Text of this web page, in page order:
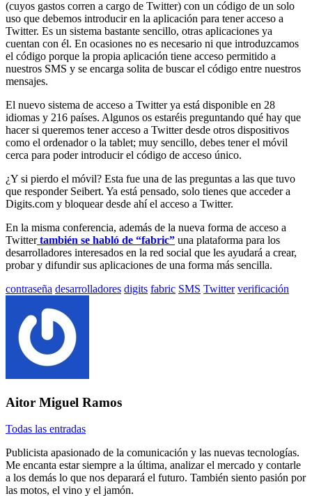
(cuyos gastos corren a cargo de Twitter) con un código de un solo
uso que debemos introducir en la aplicación para tener acceso a
Twitter. Es un sistema bastante sencillo, otras aplicaciones ya
cuentan con él. En ocasiones no es necesario ni que introduzcamos
el código porque la propia aplicación tiene acceso permitido a
nuestros SMS y se encarga solita de buscar el código entre nuestros
mensajes.
El nuevo sistema de acceso a Twitter ya está disponible en 28
idiomas y 216 países. Algunos os estaréis preguntando qué hay que
hacer si queremos tener acceso a Twitter desde otros dispositivos
como el ordenador o la tablet; muy sencillo, debes tener el móvil
cerca para poder introducir el código de acceso único.
¿Y si pierdo el móvil? Esta fue una de las preguntas a las que tuvo
que responder Seibert. Ya está pensado, solo tienes que acceder a
Digits.com y bloquear desde ahí el acceso a Twitter.
En la misma conferencia, además de la nueva forma de acceso a
Twittertambién se habló de “fabric” una plataforma para los
desarrolladores interesados en la red social que les ayudará a crear,
probar y difundir sus aplicaciones de una forma más sencilla.
Etiquetado
contraseña desarrolladores digits fabric SMS Twitter verificación
Aitor Miguel Ramos
Todas las entradas
Publicista apasionado de la comunicación y las nuevas tecnologías.
Me encanta estar siempre a la última, analizar el mercado y contarle
a los demás lo que nos deparará el futuro. También siento pasión por
las motos, el vino y el jamón.